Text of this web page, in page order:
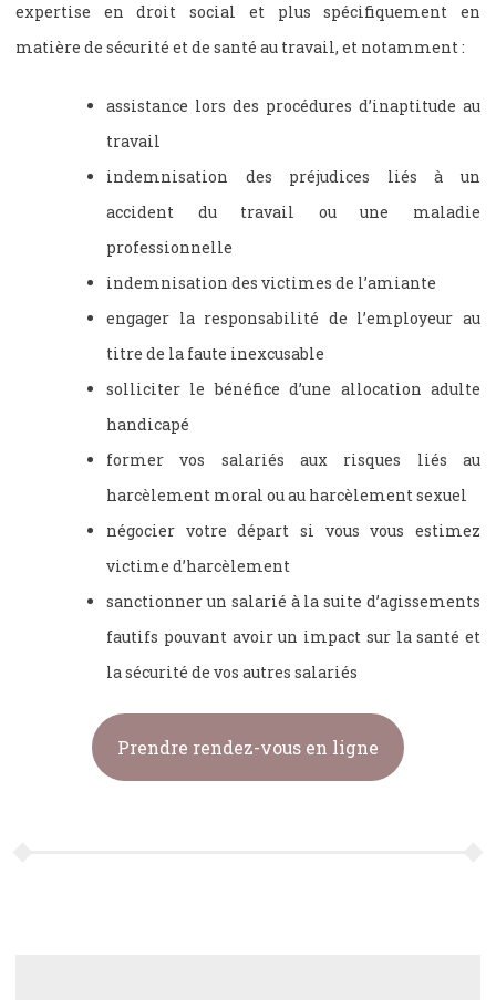
expertise en droit social et plus spécifiquement en
matière de sécurité et de santé au travail, et notamment :
assistance lors des procédures d’inaptitude au
travail
indemnisation des préjudices liés à un
accident du travail ou une maladie
professionnelle
indemnisation des victimes de l’amiante
engager la responsabilité de l’employeur au
titre de la faute inexcusable
solliciter le bénéfice d’une allocation adulte
handicapé
former vos salariés aux risques liés au
harcèlement moral ou au harcèlement sexuel
négocier votre départ si vous vous estimez
victime d’harcèlement
sanctionner un salarié à la suite d’agissements
fautifs pouvant avoir un impact sur la santé et
la sécurité de vos autres salariés
Prendre rendez-vous en ligne